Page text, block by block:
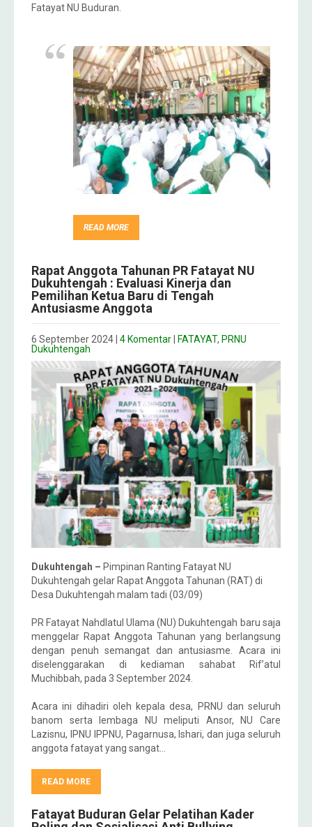
Fatayat NU Buduran.
READ MORE
Rapat Anggota Tahunan PR Fatayat NU
Dukuhtengah : Evaluasi Kinerja dan
Pemilihan Ketua Baru di Tengah
Antusiasme Anggota
6 September 2024 4 Komentar FATAYAT, PRNU
Dukuhtengah
Dukuhtengah – Pimpinan Ranting Fatayat NU
Dukuhtengah gelar Rapat Anggota Tahunan (RAT) di
Desa Dukuhtengah malam tadi (03/09)
PR Fatayat Nahdlatul Ulama (NU) Dukuhtengah baru saja
menggelar Rapat Anggota Tahunan yang berlangsung
dengan penuh semangat dan antusiasme. Acara ini
diselenggarakan di kediaman sahabat Rif’atul
Muchibbah, pada 3 September 2024.
Acara ini dihadiri oleh kepala desa, PRNU dan seluruh
banom serta lembaga NU meliputi Ansor, NU Care
Lazisnu, IPNU IPPNU, Pagarnusa, Ishari, dan juga seluruh
anggota fatayat yang sangat…
READ MORE
Fatayat Buduran Gelar Pelatihan Kader